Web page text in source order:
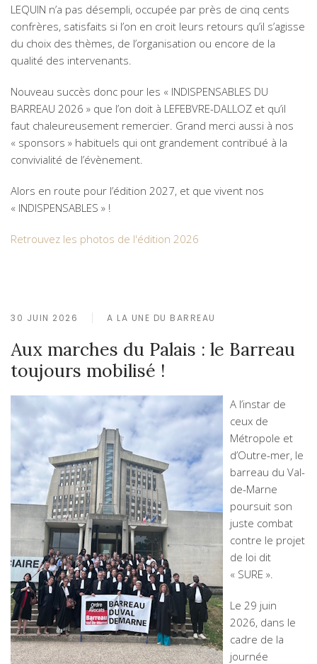
LEQUIN n’a pas désempli, occupée par près de cinq cents
confrères, satisfaits si l’on en croit leurs retours qu’il s’agisse
du choix des thèmes, de l’organisation ou encore de la
qualité des intervenants.
Nouveau succès donc pour les « INDISPENSABLES DU
BARREAU 2026 » que l’on doit à LEFEBVRE-DALLOZ et qu’il
faut chaleureusement remercier. Grand merci aussi à nos
« sponsors » habituels qui ont grandement contribué à la
convivialité de l’évènement.
Alors en route pour l’édition 2027, et que vivent nos
« INDISPENSABLES » !
Retrouvez les photos de l'édition 2026
30 JUIN 2026 A LA UNE DU BARREAU
Aux marches du Palais : le Barreau
toujours mobilisé !
A l’instar de
ceux de
Métropole et
d’Outre-mer, le
barreau du Val-
de-Marne
poursuit son
juste combat
contre le projet
de loi dit
« SURE ».
Le 29 juin
2026, dans le
cadre de la
journée